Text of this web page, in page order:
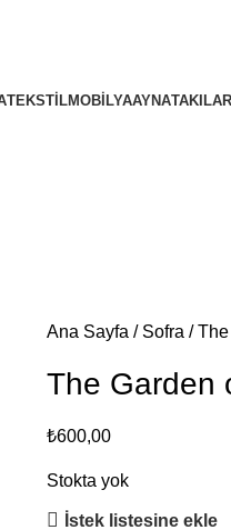
TEKSTILMOBILYAAYNATAKILAR
Ana Sayfa Sofra
The Garden
₺600,00
Stokta yok
İstek listesine ekle